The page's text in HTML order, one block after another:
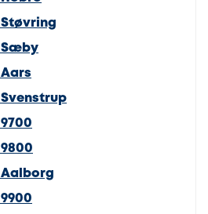
Støvring
Sæby
Aars
Svenstrup
9700
9800
Aalborg
9900